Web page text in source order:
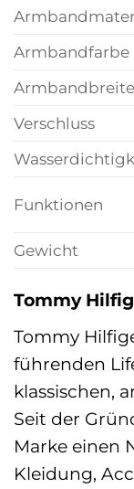
Armbandfarbe
Armbandbreite
Verschluss
Funktionen
Gewicht
Tommy
Tommy
führenden
klassischen,
Seit der
Marke einen
Kleidung,